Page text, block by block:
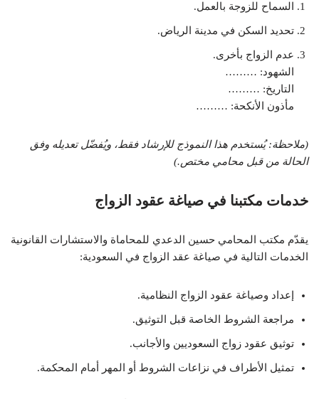
السماح للزوجة بالعمل.
تحديد السكن في مدينة الرياض.
عدم الزواج بأخرى.
الشهود: ………
التاريخ: ………
مأذون الأنكحة: ………
(ملاحظة: يُستخدم هذا النموذج للإرشاد فقط، ويُفضّل تعديله وفق
الحالة من قبل محامي مختص.)
خدمات مكتبنا في صياغة عقود الزواج
يقدّم مكتب المحامي حسين الدعدي للمحاماة والاستشارات القانونية
الخدمات التالية في صياغة عقد الزواج في السعودية:
إعداد وصياغة عقود الزواج النظامية.
مراجعة الشروط الخاصة قبل التوثيق.
توثيق عقود زواج السعوديين والأجانب.
تمثيل الأطراف في نزاعات الشروط أو المهر أمام المحكمة.